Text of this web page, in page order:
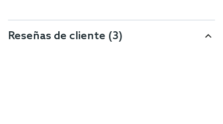
Reseñas de cliente (3)